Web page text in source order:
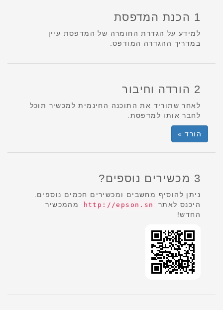
1 הכנת המדפסת
למידע על הגדרת החומרה של המדפסת עיין
במדריך ההגדרה המודפס.
2 הורדה וחיבור
לאחר שתוריד את התוכנה החינמית למכשיר תוכל
לחבר אותו למדפסת.
הורד »
3 מכשירים נוספים?
ניתן להוסיף מחשבים ומכשירים חכמים נוספים.
היכנס לאתר
http://epson.sn
מהמכשיר
החדש!